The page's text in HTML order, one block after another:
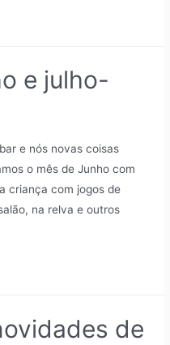
e julho-
e nós novas coisas
o mês de Junho com
criança com jogos de
na relva e outros
de